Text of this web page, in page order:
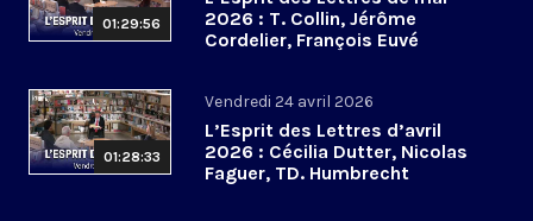
01:29:56
2026 : T. Collin, Jérôme
Cordelier, François Euvé
01:28:33
Vendredi 24 avril 2026
L’Esprit des Lettres d’avril
2026 : Cécilia Dutter, Nicolas
Faguer, TD. Humbrecht